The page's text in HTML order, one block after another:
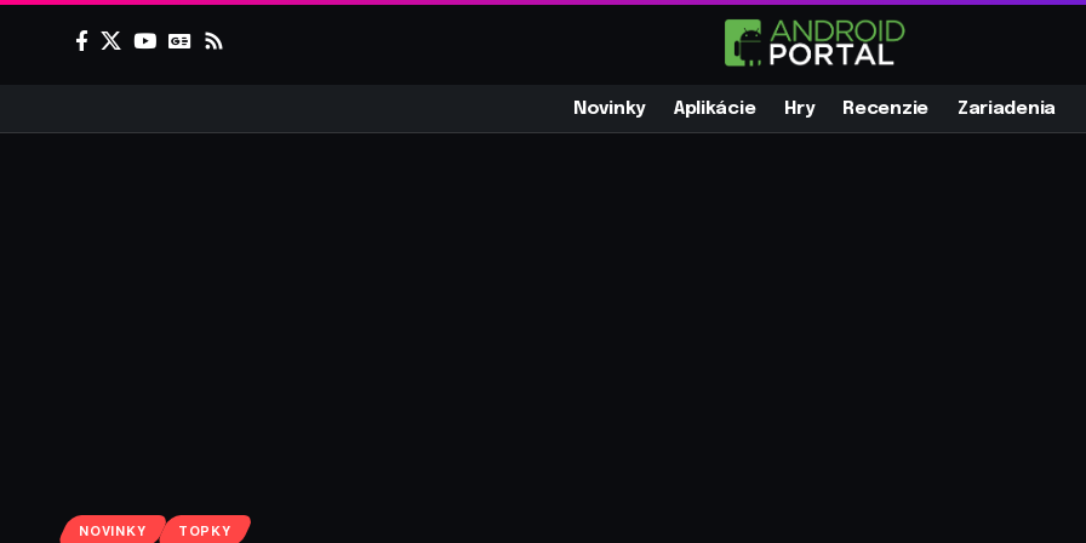
Novinky Aplikácie Hry Recenzie Zariadenia
NOVINKY TOPKY